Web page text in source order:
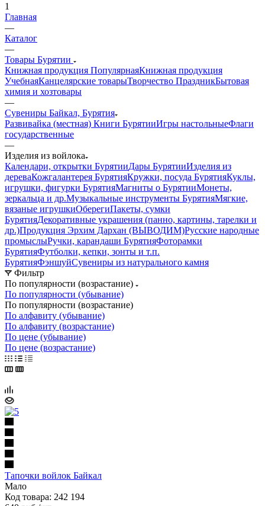
1
Главная
—
Каталог
—
Товары Бурятии
Книжная продукция ПопулярнаяКнижная продукция
УчебнаяКанцелярские товарыТворчество ПраздникБытовая
химия и хозтовары
—
Сувениры Байкал, Бурятия
Развивайка (местная) Книги БурятииИгры настольныеФлаги
государственные
—
Изделия из войлока
Календари, открытки БурятииДары БурятииИзделия из
дереваКожгалантерея БурятияКружки, посуда БурятияКуклы,
игрушки, фигурки БурятияМагниты о БурятииМонеты,
зеркальца и др.Музыкальные инструменты БурятияМягкие,
вязаные игрушкиОберегиПакеты, сумки
БурятияДекоративные украшения (панно, картины, тарелки и
др.)Продукция Эрхим Дархан (ВЫВОДИМ)Русские народные
промыслыРучки, карандаши БурятияФоторамки
БурятияФутболки, кепки, зонты и т.п.
БурятияФэншуйСувениры из натурального камня
Фильтр
По популярности (возрастание)
По популярности (убывание)
По популярности (возрастание)
По алфавиту (убывание)
По алфавиту (возрастание)
По цене (убывание)
По цене (возрастание)
Тапочки войлок Байкал
Мало
Код товара: 242 194